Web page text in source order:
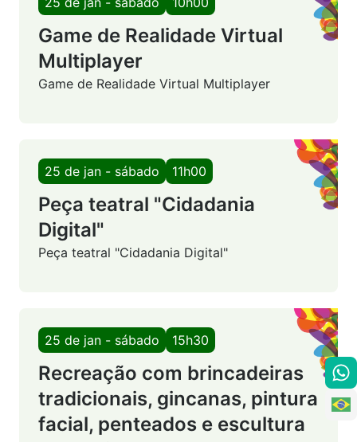
Game de Realidade Virtual
Multiplayer
Game de Realidade Virtual Multiplayer
25 de jan - sábado 11h00
Peça teatral "Cidadania
Digital"
Peça teatral "Cidadania Digital"
25 de jan - sábado 15h30
Recreação com brincadeiras
tradicionais, gincanas, pintura
facial, penteados e escultura